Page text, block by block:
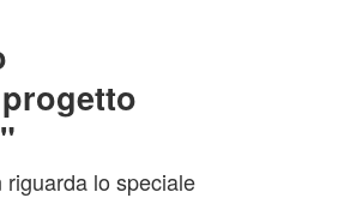
lo speciale